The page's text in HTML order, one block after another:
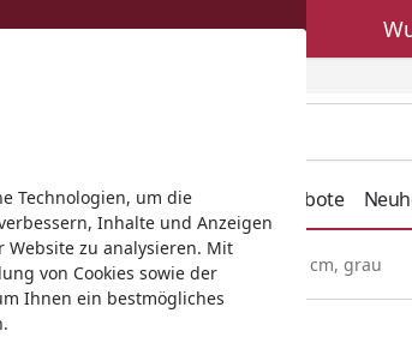
Technologien, um die
Inhalte und Anzeigen
zu analysieren. Mit
von Cookies sowie der
Ihnen ein bestmögliches
Tierarten Geschenkideen Angebote
TRIXIE Reisedecke Amy, 100 × 70 cm, grau